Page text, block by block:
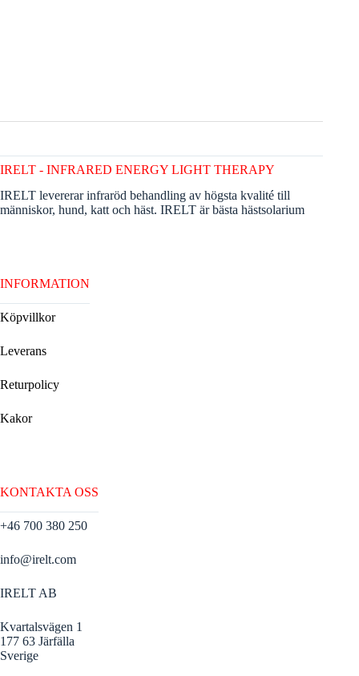
IRELT - INFRARED ENERGY LIGHT THERAPY
IRELT levererar infraröd behandling av högsta kvalité till
människor, hund, katt och häst. IRELT är bästa hästsolarium
INFORMATION
Köpvillkor
Leverans
Returpolicy
Kakor
KONTAKTA OSS
+46 700 380 250
info@irelt.com
IRELT AB
Kvartalsvägen 1
177 63 Järfälla
Sverige